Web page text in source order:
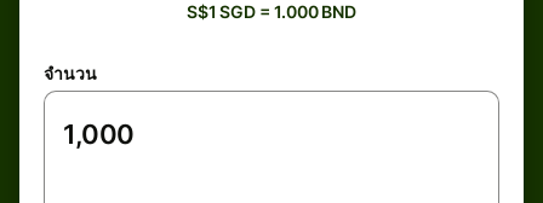
S$1 SGD = 1.000 BND
จำนวน